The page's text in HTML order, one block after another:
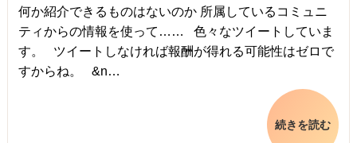
何か紹介できるものはないのか 所属しているコミュニ
ティからの情報を使って…… 色々なツイートしていま
す。 ツイートしなければ報酬が得れる可能性はゼロで
すからね。 &n…
続きを読む